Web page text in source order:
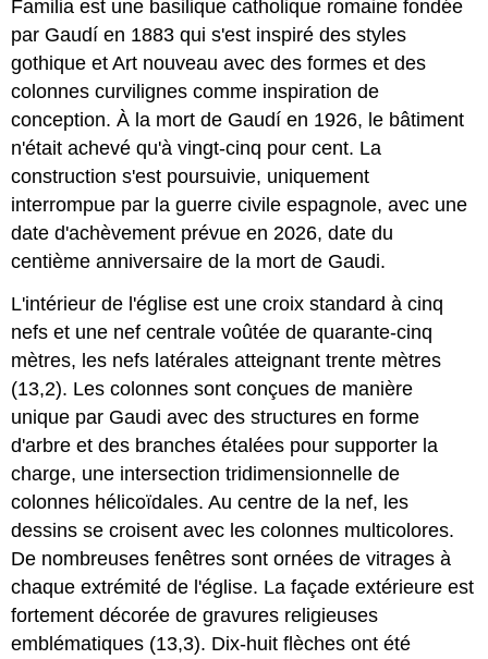
Familia est une basilique catholique romaine fondée
par Gaudí en 1883 qui s'est inspiré des styles
gothique et Art nouveau avec des formes et des
colonnes curvilignes comme inspiration de
conception. À la mort de Gaudí en 1926, le bâtiment
n'était achevé qu'à vingt-cinq pour cent. La
construction s'est poursuivie, uniquement
interrompue par la guerre civile espagnole, avec une
date d'achèvement prévue en 2026, date du
centième anniversaire de la mort de Gaudi.
L'intérieur de l'église est une croix standard à cinq
nefs et une nef centrale voûtée de quarante-cinq
mètres, les nefs latérales atteignant trente mètres
(13,2). Les colonnes sont conçues de manière
unique par Gaudi avec des structures en forme
d'arbre et des branches étalées pour supporter la
charge, une intersection tridimensionnelle de
colonnes hélicoïdales. Au centre de la nef, les
dessins se croisent avec les colonnes multicolores.
De nombreuses fenêtres sont ornées de vitrages à
chaque extrémité de l'église. La façade extérieure est
fortement décorée de gravures religieuses
emblématiques (13,3). Dix-huit flèches ont été